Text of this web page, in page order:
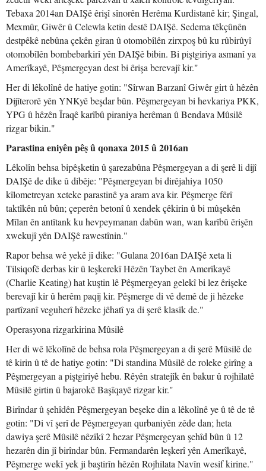
Tebaxa 2014an DAIŞê êrişî sînorên Herêma Kurdistanê kir; Şingal,
Mexmûr, Giwêr û Celewla ketin destê DAIŞê. Sedema têkçûnên
destpêkê nebûna çekên giran û otomobîlên zirxpoş bû ku rûbirûyî
otomobîlên bombebarkirî yên DAIŞê bibin. Bi piştgiriya asmanî ya
Amerîkayê, Pêşmergeyan dest bi êrişa berevajî kir."
Her di lêkolînê de hatiye gotin: "Sîrwan Barzanî Giwêr girt û hêzên
Dijîterorê yên YNKyê beşdar bûn. Pêşmergeyan bi hevkariya PKK,
YPG û hêzên Îraqê karîbû piraniya herêman û Bendava Mûsilê
rizgar bikin."
Parastina eniyên pêş û qonaxa 2015 û 2016an
Lêkolîn behsa bipêşketin û şarezabûna Pêşmergeyan a di şerê li dijî
DAIŞê de dike û dibêje: "Pêşmergeyan bi dirêjahiya 1050
kîlometreyan xeteke parastinê ya aram ava kir. Pêşmerge fêrî
taktîkên nû bûn; çeperên betonî û xendek çêkirin û bi mûşekên
Mîlan ên antîtank ku hevpeymanan dabûn wan, wan karîbû êrişên
xwekujî yên DAIŞê rawestînin."
Rapor behsa wê yekê jî dike: "Gulana 2016an DAIŞê xeta li
Tilsiqofê derbas kir û leşkerekî Hêzên Taybet ên Amerîkayê
(Charlie Keating) hat kuştin lê Pêşmergeyan gelekî bi lez êrişeke
berevajî kir û herêm paqij kir. Pêşmerge di vê demê de ji hêzeke
partîzanî veguherî hêzeke jêhatî ya di şerê klasîk de."
Operasyona rizgarkirina Mûsilê
Her di wê lêkolînê de behsa rola Pêşmergeyan a di şerê Mûsilê de
tê kirin û tê de hatiye gotin: "Di standina Mûsilê de roleke girîng a
Pêşmergeyan a piştgiriyê hebu. Rêyên stratejîk ên bakur û rojhilatê
Mûsilê girtin û bajarokê Başîqayê rizgar kir."
Birîndar û şehîdên Pêşmergeyan beşeke din a lêkolînê ye û tê de tê
gotin: "Di vî şerî de Pêşmergeyan qurbaniyên zêde dan; heta
dawiya şerê Mûsilê nêzîkî 2 hezar Pêşmergeyan şehîd bûn û 12
hezarên din jî birîndar bûn. Fermandarên leşkerî yên Amerîkayê,
Pêşmerge wekî yek ji baştirîn hêzên Rojhilata Navîn wesif kirine."